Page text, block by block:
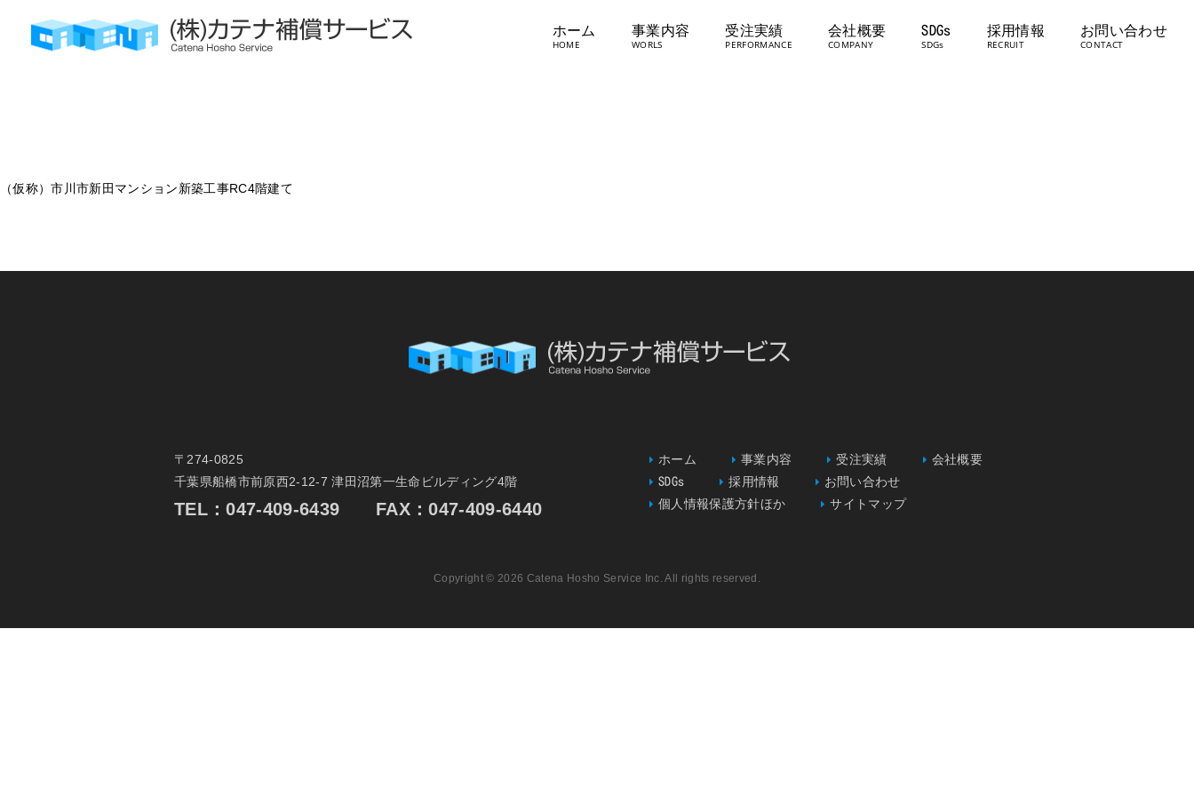
ホーム 事業内容 受注実績 会社概要 SDGs 採用情報 お問い合わせ
（仮称）市川市新田マンション新築工事RC4階建て
〒274-0825
千葉県船橋市前原西2-12-7 津田沼第一生命ビルディング4階
TEL：047-409-6439 FAX：047-409-6440
ホーム 事業内容 受注実績
会社概要
SDGs
採用情報
お問い合わせ
個人情報保護方針ほか
サイトマップ
Copyright © 2026 Catena Hosho Service Inc. All rights reserved.